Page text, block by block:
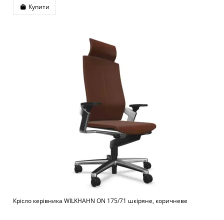
Купити
Крісло керівника WILKHAHN ON 175/71 шкіряне, коричневе